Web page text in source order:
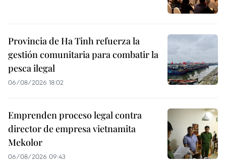
Provincia de Ha Tinh refuerza la
gestión comunitaria para combatir la
pesca ilegal
06/08/2026 18:02
Emprenden proceso legal contra
director de empresa vietnamita
Mekolor
06/08/2026 09:43